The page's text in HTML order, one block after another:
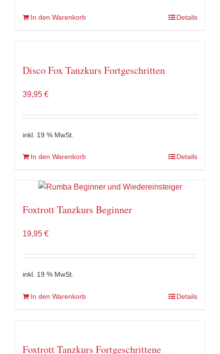
In den Warenkorb Details
Disco Fox Tanzkurs Fortgeschritten
39,95 €
inkl. 19 % MwSt.
In den Warenkorb Details
Foxtrott Tanzkurs Beginner
19,95 €
inkl. 19 % MwSt.
In den Warenkorb Details
Foxtrott Tanzkurs Fortgeschrittene